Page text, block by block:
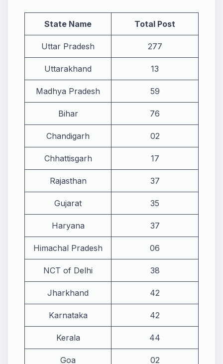
State Name Total Post
Uttar Pradesh 277
Uttarakhand 13
Madhya Pradesh 59
Bihar 76
Chandigarh 02
Chhattisgarh 17
Rajasthan 37
Gujarat 35
Haryana 37
Himachal Pradesh 06
NCT of Delhi 38
Jharkhand 42
Karnataka 42
Kerala 44
Goa 02